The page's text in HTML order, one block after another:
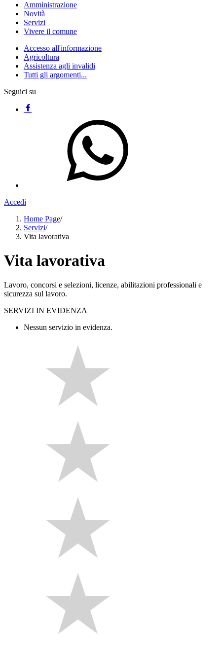
Amministrazione
Novità
Servizi
Vivere il comune
Accesso all'informazione
Agricoltura
Assistenza agli invalidi
Tutti gli argomenti...
Seguici su
Accedi
Home Page/
Servizi/
Vita lavorativa
Vita lavorativa
Lavoro, concorsi e selezioni, licenze, abilitazioni professionali e
sicurezza sul lavoro.
SERVIZI IN EVIDENZA
Nessun servizio in evidenza.